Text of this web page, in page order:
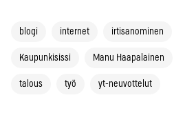
blogi internet irtisanominen
Kaupunkisissi Manu Haapalainen
talous työ yt-neuvottelut